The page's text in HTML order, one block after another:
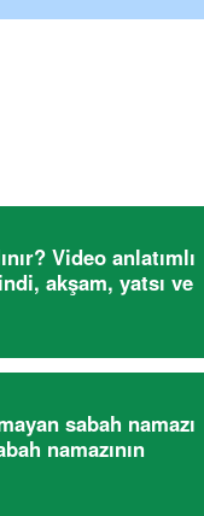
Video anlatımlı
akşam, yatsı ve
sabah namazı
namazının